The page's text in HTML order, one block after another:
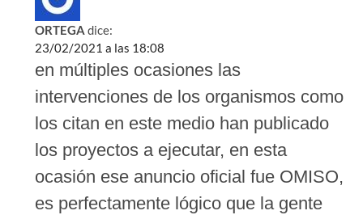
ORTEGA dice:
23/02/2021 a las 18:08
en múltiples ocasiones las
intervenciones de los organismos como
los citan en este medio han publicado
los proyectos a ejecutar, en esta
ocasión ese anuncio oficial fue OMISO,
es perfectamente lógico que la gente